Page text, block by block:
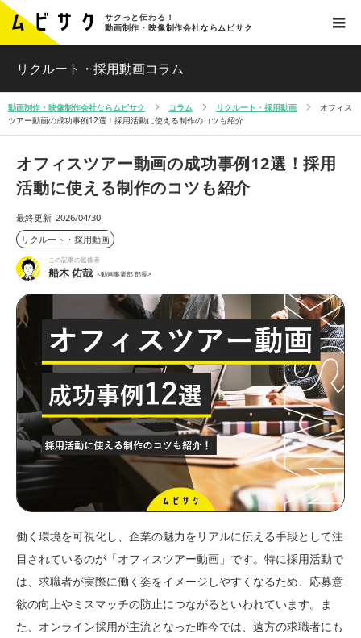
サクっと伝わる！
動画制作・映像制作会社ならムビサク
リクルート・採用動画コラム
動画制作・映像制作会社ならムビサク コラム リクルート・採用動画
オフィス
ツアー動画の成功事例12選！採用活動に使える制作のコツも紹介
オフィスツアー動画の成功事例12選！採用
活動に使える制作のコツも紹介
最終更新 2026/04/30
リクルート・採用動画
この記事の監修者
船木 佑哉 <動画事業部 部長>
働く環境を可視化し、企業の魅力をリアルに伝える手段として注
目されているのが「オフィスツアー動画」です。特に採用活動で
は、求職者が実際に働く姿をイメージしやすくなるため、応募意
欲の向上やミスマッチの防止につながるといわれています。ま
た、オンライン採用が主流となった昨今では、遠方の求職者にも